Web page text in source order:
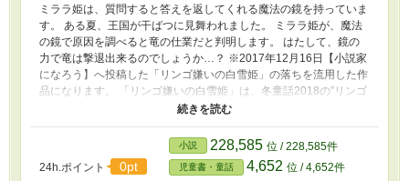
ミララ姫は、質問すると答えを返してくれる魔法の鏡を持っていま
す。 ある夏、王国が干ばつに見舞われました。 ミララ姫が、魔法
の鏡で原因を調べると竜の仕業だと判明します。 はたして、鏡の
力で竜は撃退出来るのでしょうか…？ ※2017年12月16日【小説家
になろう】へ投稿した「リンゴ嫌いの白雪姫」の落ちを流用した作
品になります。 「リンゴ嫌いの白雪姫」は、冬童話2018の”リンゴ
嫌い”設定に縛られた結果、う～ん…な、出来になってしまったの
ですが、落ちだけは気に入っていたので…。 ちなみに「リンゴ嫌
いの白雪姫」は、こちらに投稿しません。 なにせ、う～ん…な、
出来なので…。
24h.ポイント
0pt
小説 228,585 位 / 228,585件
児童書・童話 4,652 位 / 4,652件